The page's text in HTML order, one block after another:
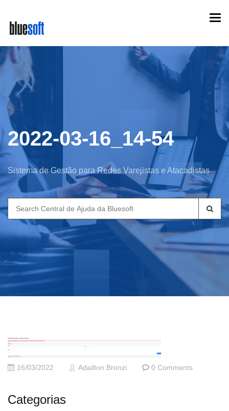
main
content
2022-03-16_14-54
Sistema de Gestão para Redes Varejistas e Atacadistas
Search
for:
16/03/2022 Adailton Bronzi 0 Comments
Categorias